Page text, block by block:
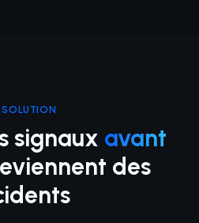
SOLUTION
signaux avant
des